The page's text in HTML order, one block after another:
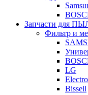
Запчасти для
Фильтр и
LG
Bissell